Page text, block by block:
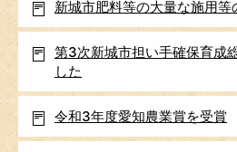
新城市肥料等の大量な施用等
第3次新城市担い手確保育成
した
令和3年度愛知農業賞を受賞